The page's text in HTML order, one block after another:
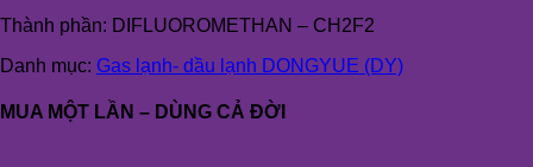
Thành phần: DIFLUOROMETHAN – CH2F2
Danh mục: Gas lạnh- dầu lạnh DONGYUE (DY)
MUA MỘT LẦN – DÙNG CẢ ĐỜI